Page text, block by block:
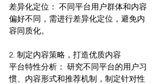
差异化定位： 不同平台用户群体和内容
偏好不同，需进行差异化定位，避免内
容同质化。
2. 制定内容策略，打造优质内容
平台特性分析： 研究不同平台的用户习
惯、内容形式和推荐机制，制定针对性